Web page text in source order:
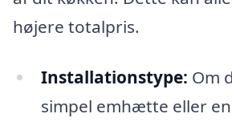
højere totalpris.
Installationstype: Om
simpel emhætte eller